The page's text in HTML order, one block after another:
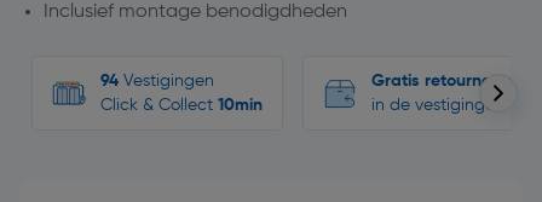
Inclusief montage benodigdheden
94 Vestigingen
Click & Collect 10min
Gratis retourneren
in de vestigingen